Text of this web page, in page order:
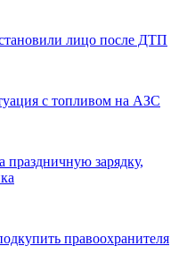
лицо после ДТП
с топливом на АЗС
зарядку,
правоохранителя